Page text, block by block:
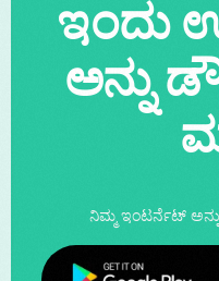
ಇಂದು
ನಿಮ್ಮ ಇಂಟರ್ನೆಟ್